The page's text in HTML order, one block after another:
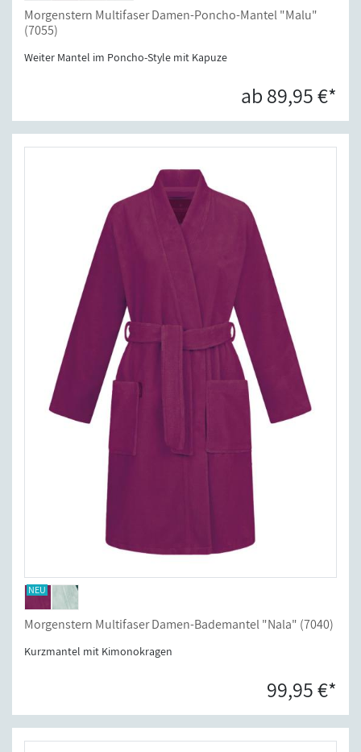
Morgenstern Multifaser Damen-Poncho-Mantel "Malu"
(7055)
Weiter Mantel im Poncho-Style mit Kapuze
ab 89,95 €*
Morgenstern Multifaser Damen-Bademantel "Nala" (7040)
Kurzmantel mit Kimonokragen
99,95 €*